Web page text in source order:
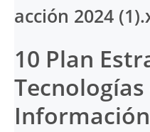
acción 2024
10 Plan
Tecnologías